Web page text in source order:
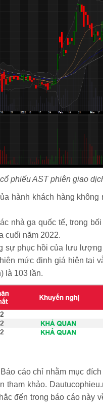
phiếu AST phiên giao
hành khách hàng
nhà ga quốc tế, trong
cuối năm 2022.
sự phục hồi của lưu
mức định giá hiện tại
là 103 lần.
cáo chỉ nhằm mục
tham khảo.
đến trong báo cáo này